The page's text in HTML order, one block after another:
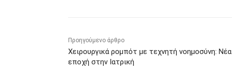
Προηγούμενο άρθρο
Χειρουργικά ρομπότ με τεχνητή νοημοσύνη: Νέα
εποχή στην Ιατρική